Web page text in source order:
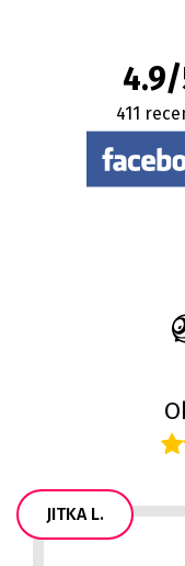
411
JITKA L.